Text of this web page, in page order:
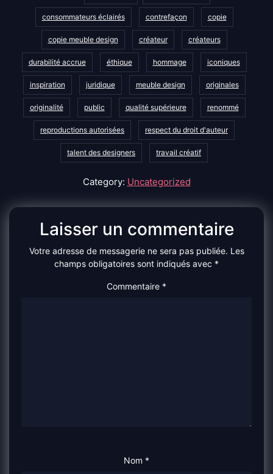
consommateurs éclairés contrefaçon copie
copie meuble design créateur créateurs
durabilité accrue éthique hommage iconiques
inspiration juridique meuble design originales
originalité public qualité supérieure renommé
reproductions autorisées respect du droit d'auteur
talent des designers travail créatif
Category: Uncategorized
Laisser un commentaire
Votre adresse de messagerie ne sera pas publiée. Les
champs obligatoires sont indiqués avec *
Commentaire *
Nom *